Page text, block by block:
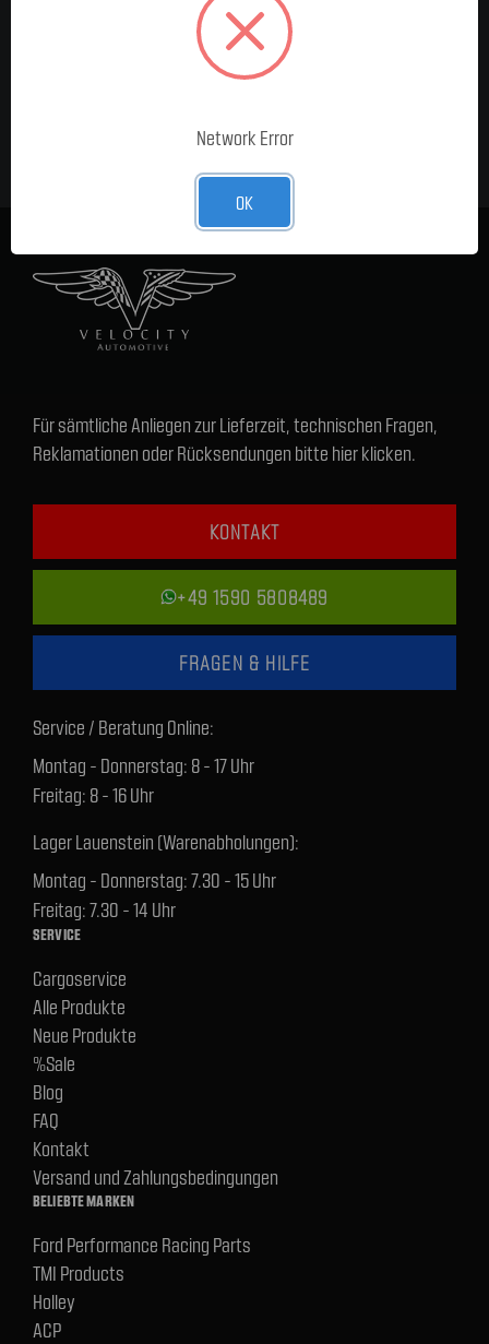
MELDE DICH FÜR UNSEREN
NEWSLETTER AN
Für sämtliche Anliegen zur Lieferzeit, technischen Fragen,
Reklamationen oder Rücksendungen bitte hier klicken.
KONTAKT
+49 1590 5808489
FRAGEN & HILFE
Service / Beratung Online:
Montag - Donnerstag: 8 - 17 Uhr
Freitag: 8 - 16 Uhr
Lager Lauenstein (Warenabholungen):
Montag - Donnerstag: 7.30 - 15 Uhr
Freitag: 7.30 - 14 Uhr
SERVICE
Cargoservice
Alle Produkte
Neue Produkte
%Sale
Blog
FAQ
Kontakt
Versand und Zahlungsbedingungen
BELIEBTE MARKEN
Ford Performance Racing Parts
TMI Products
Holley
ACP
Network Error
OK